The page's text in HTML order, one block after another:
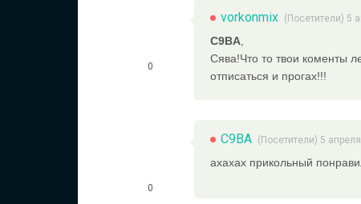
0
vorkonmix (Посетители) 5
C9BA,
Сява!Что то твои коменты
отписаться и прогах!!!
0
C9BA (Посетители) 5
ахахах прикольный